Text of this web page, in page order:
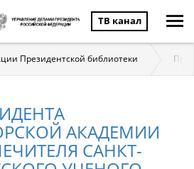
ТВ канал
Президентской библиотеки
АКАДЕМИИ
САНКТ-